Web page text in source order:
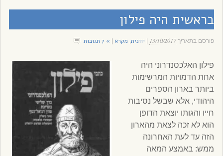
בראשית היה פילון
פורסם בתאריך13/10/2017 יוונית, מקרא » 7 תגובות
פילון האלכסנדרוני היה
אחת הדמויות המרשימות
ביותר בארון הספרים
היהודי, אלא שבשל נסיבות
חייו והגותו יוצאת הדופן
הוא לא זכה לצאת מהארון
הזה עד לעת האחרונה
ממש: באמצע המאה